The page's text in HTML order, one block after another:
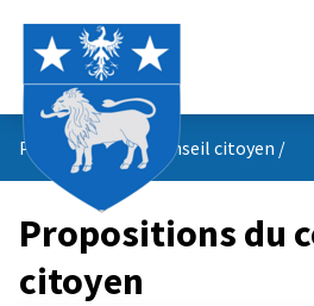
Propositions du conseil citoyen /
Propositions du
citoyen